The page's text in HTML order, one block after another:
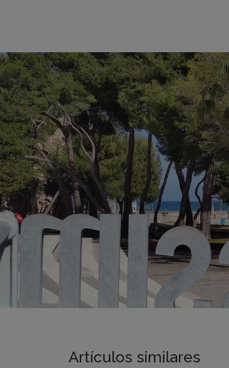
Artículos similares